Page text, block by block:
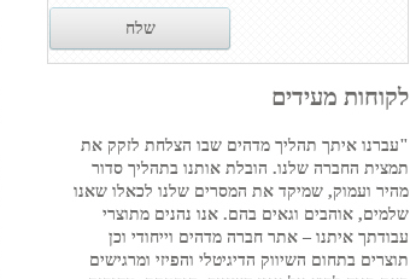
לקוחות מעידים
"עברנו איתך תהליך מדהים שבו הצלחת לזקק את
תמצית החברה שלנו. הובלת אותנו בתהליך סדור
מהיר ועמוק, שמיקד את המסרים שלנו לכאלו שאנו
שלמים, אוהבים וגאים בהם. אנו נהנים מתוצרי
עבודתך איתנו – אתר חברה מדהים וייחודי וכן
תוצרים בתחום השיווק הדיגיטלי והפיזי ומרגישים